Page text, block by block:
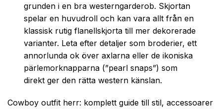
grunden i en bra westerngarderob. Skjortan
spelar en huvudroll och kan vara allt från en
klassisk rutig flanellskjorta till mer dekorerade
varianter. Leta efter detaljer som broderier, ett
annorlunda ok över axlarna eller de ikoniska
pärlemorknapparna (”pearl snaps”) som
direkt ger den rätta western känslan.
Cowboy outfit herr: komplett guide till stil, accessoarer